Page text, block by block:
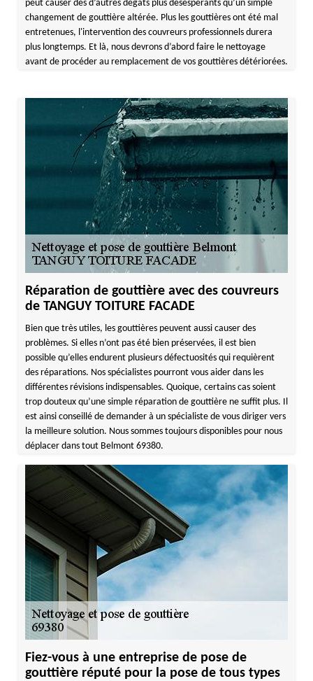
peut causer des d’autres dégâts plus désespérants qu’un simple
changement de gouttière altérée. Plus les gouttières ont été mal
entretenues, l'intervention des couvreurs professionnels durera
plus longtemps. Et là, nous devrons d’abord faire le nettoyage
avant de procéder au remplacement de vos gouttières détériorées.
Réparation de gouttière avec des couvreurs
de TANGUY TOITURE FACADE
Bien que très utiles, les gouttières peuvent aussi causer des
problèmes. Si elles n’ont pas été bien préservées, il est bien
possible qu’elles endurent plusieurs défectuosités qui requièrent
des réparations. Nos spécialistes pourront vous aider dans les
différentes révisions indispensables. Quoique, certains cas soient
trop douteux qu’une simple réparation de gouttière ne suffit plus. Il
est ainsi conseillé de demander à un spécialiste de vous diriger vers
la meilleure solution. Nous sommes toujours disponibles pour nous
déplacer dans tout Belmont 69380.
Fiez-vous à une entreprise de pose de
gouttière réputé pour la pose de tous types